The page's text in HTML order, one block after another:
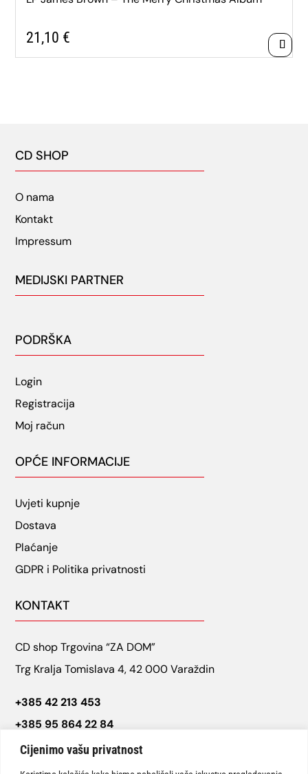
Cijenimo vašu privatnost
21,10 €
CD SHOP
O nama
Kontakt
Impressum
MEDIJSKI PARTNER
PODRŠKA
Login
Registracija
Moj račun
OPĆE INFORMACIJE
Uvjeti kupnje
Dostava
Plaćanje
GDPR i Politika privatnosti
KONTAKT
CD shop Trgovina “ZA DOM”
Trg Kralja Tomislava 4, 42 000 Varaždin
+385 42 213 453
+385 95 864 22 84
cdshop.varazdin@gmail.com